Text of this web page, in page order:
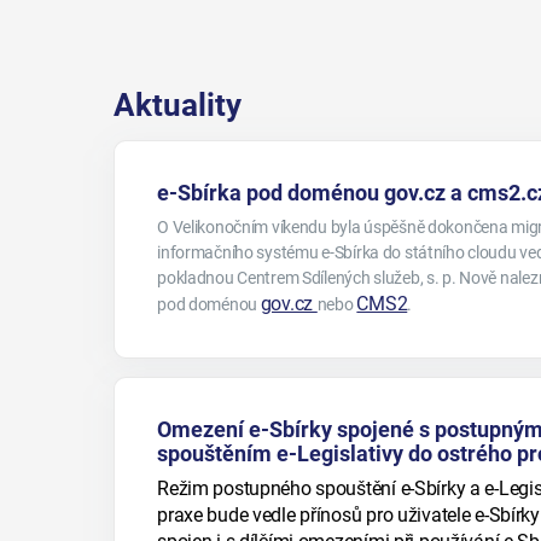
Aktuality
e-Sbírka pod doménou gov.cz a
O Velikonočním víkendu byla úspěšně dokončena
informačního systému e-Sbírka do státního cloudu
pokladnou Centrem Sdílených služeb, s. p. Nově
pod doménou gov.cz neboCMS2.
Omezení e-Sbírky spojené s
spouštěním e-Legislativy do ostrého
Režim postupného spouštění e-Sbírky a e-
praxe bude vedle přínosů pro uživatele e-